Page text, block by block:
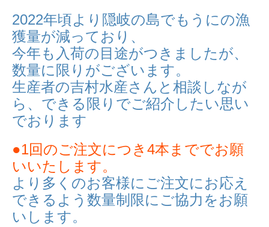
2022年頃より隠岐の島でもうにの漁
獲量が減っており、
今年も入荷の目途がつきましたが、
数量に限りがございます。
生産者の吉村水産さんと相談しなが
ら、できる限りでご紹介したい思い
でおります
●1回のご注文につき4本まででお願
いいたします。
より多くのお客様にご注文にお応え
できるよう数量制限にご協力をお願
いします。